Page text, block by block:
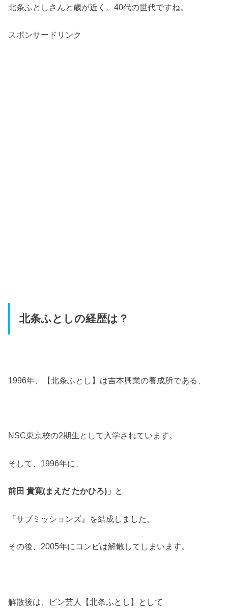
北条ふとしさんと歳が近く。40代の世代ですね。
スポンサードリンク
北条ふとしの経歴は？
1996年、【北条ふとし】は吉本興業の養成所である、
NSC東京校の2期生として入学されています。
そして、 1996年に、
前田 貴寛(まえだ たかひろ)」 と
『サブミッションズ』を結成しました。
その後、 2005年にコンビは解散してしまいます。
解散後は、ピン芸人【北条ふとし】として